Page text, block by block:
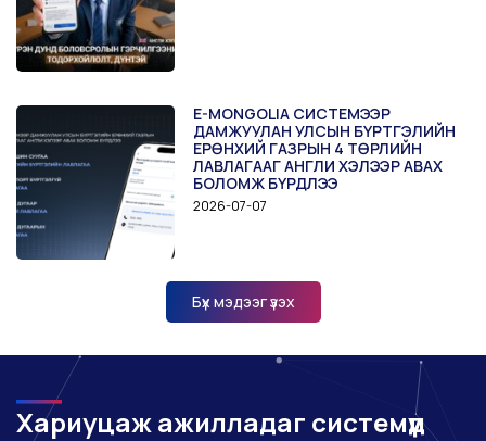
E-MONGOLIA СИСТЕМЭЭР
ДАМЖУУЛАН УЛСЫН БҮРТГЭЛИЙН
ЕРӨНХИЙ ГАЗРЫН 4 ТӨРЛИЙН
ЛАВЛАГААГ АНГЛИ ХЭЛЭЭР АВАХ
БОЛОМЖ БҮРДЛЭЭ
2026-07-07
Бүх мэдээг үзэх
Хариуцаж ажилладаг системүүд